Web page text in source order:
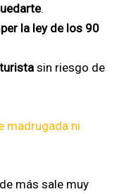
.
la ley de los 90
sin riesgo de
madrugada ni
más sale muy